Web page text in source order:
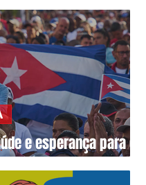
e esperança para o